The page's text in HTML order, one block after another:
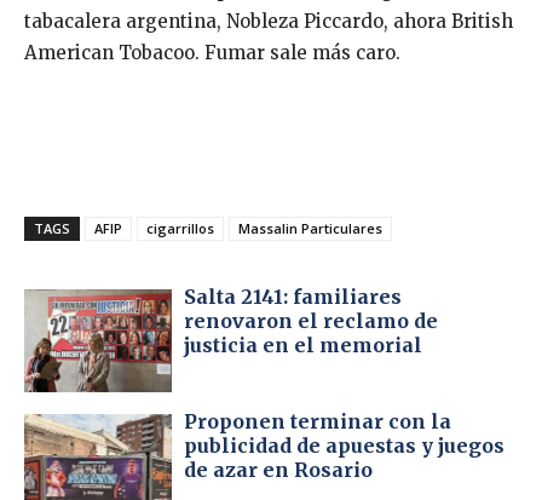
tabacalera argentina, Nobleza Piccardo, ahora British
American Tobacoo. Fumar sale más caro.
TAGS AFIP cigarrillos Massalin Particulares
Salta 2141: familiares
renovaron el reclamo de
justicia en el memorial
Proponen terminar con la
publicidad de apuestas y juegos
de azar en Rosario